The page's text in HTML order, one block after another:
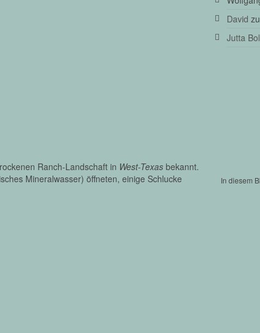
Ranch-Landschaft in West-Texas bekannt.
Mineralwasser) öffneten, einige Schlucke
David zu
Jutta
In diesem